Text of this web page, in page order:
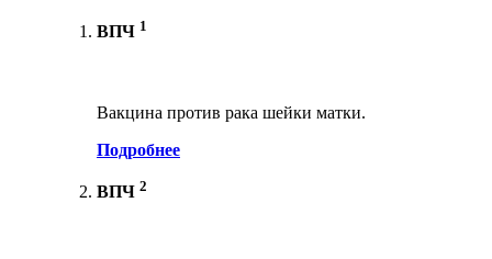
ВПЧ 1
Вакцина против рака шейки матки.
Подробнее
ВПЧ 2